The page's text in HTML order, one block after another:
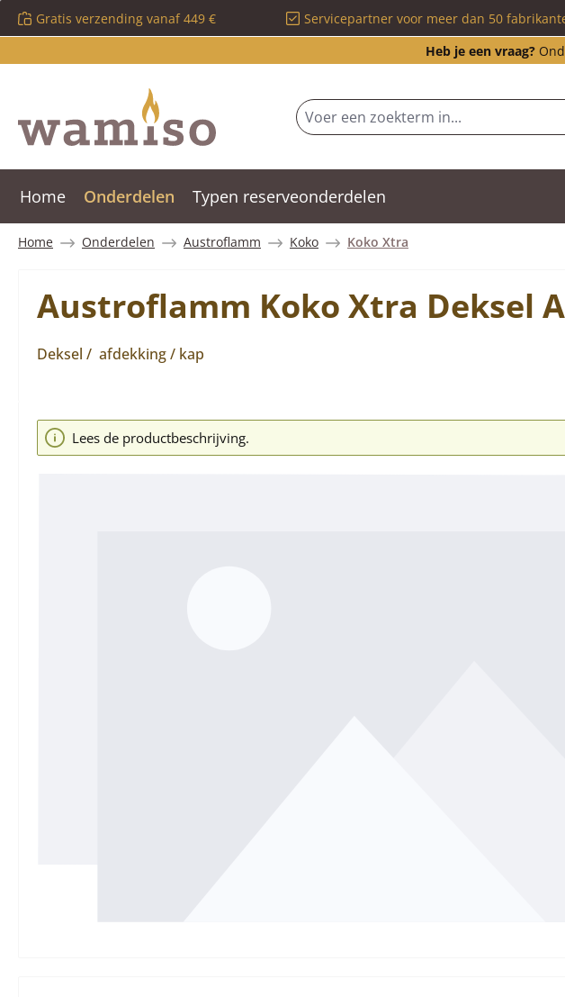
naar de hoofdinhoud
Ga naar de zoekopdracht
Ga naar de hoofdnavigatie
Gratis verzending vanaf 449 € Servicepartner voor meer dan 50
Heb je een vraag?
Home Onderdelen Typen reserveonderdelen
Home Onderdelen Austroflamm Koko Koko Xtra
Austroflamm Koko Xtra Deksel
Deksel / afdekking / kap
Afbeeldingengalerij overslaan
Lees de productbeschrijving.